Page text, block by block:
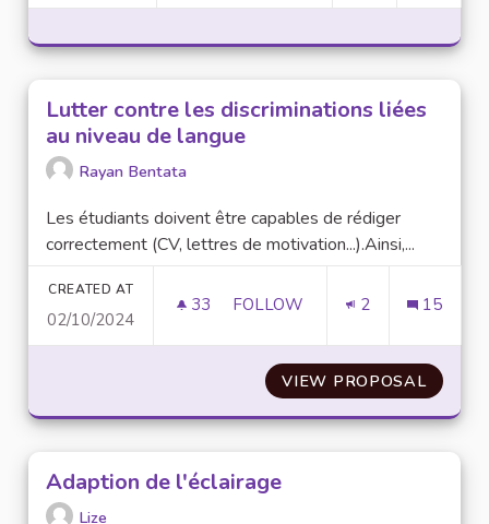
Lutter contre les discriminations liées
au niveau de langue
Rayan Bentata
Les étudiants doivent être capables de rédiger
correctement (CV, lettres de motivation...).Ainsi,...
CREATED AT
02/10/2024
33 33 FOLLOWERS
FOLLOW 2 15
VIEW PROPOSAL
Adaption de l'éclairage
Lize